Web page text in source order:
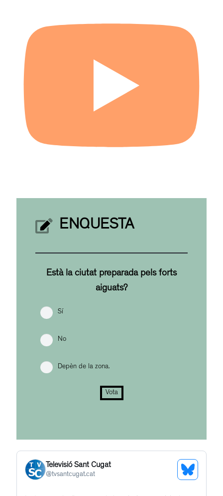
ENQUESTA
Està la ciutat preparada pels forts
aiguats?
Sí
No
Depèn de la zona.
Vota
Televisió Sant Cugat
@tvsantcugat.cat
See